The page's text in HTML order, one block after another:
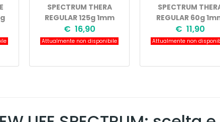
SPECTRUM THERA
REGULAR 125g 1mm
€ 16,90
Attualmente non disponibile
SPECTRUM
REGULAR 60g
€ 11,90
Attualmente non